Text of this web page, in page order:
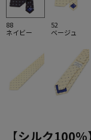
88
ネイビー
52
ベージュ
【シルク100